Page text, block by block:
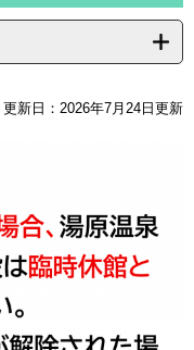
更新日：2026年7月24日更新